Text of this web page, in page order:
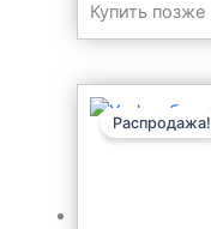
Купить позже
Распродажа!